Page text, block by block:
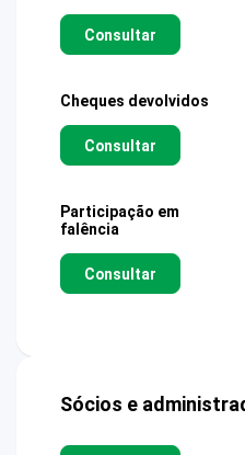
Consultar
Cheques devolvidos
Consultar
Participação em
falência
Consultar
Sócios e